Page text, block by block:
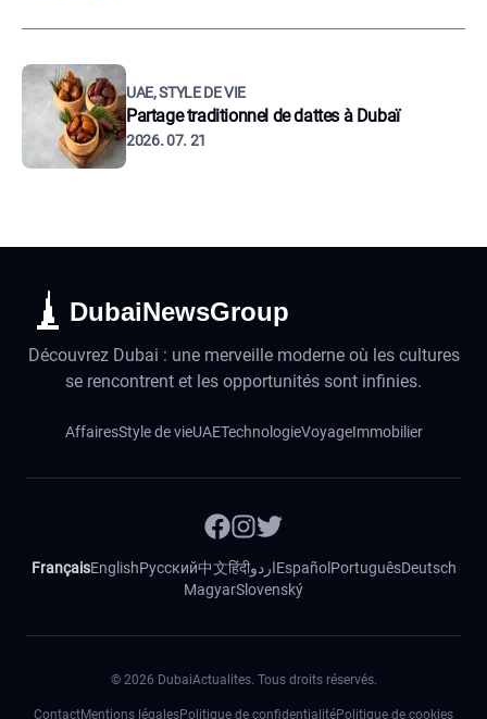
UAE, STYLE DE VIE
Partage traditionnel de dattes à Dubaï
2026. 07. 21
DubaiNewsGroup
Découvrez Dubai : une merveille moderne où les cultures
se rencontrent et les opportunités sont infinies.
AffairesStyle de vieUAETechnologieVoyageImmobilier
FrançaisEnglishРусский中文हिंदीاردوEspañol PortuguêsDeutsch
MagyarSlovenský
© 2026 DubaiActualites. Tous droits réservés.
ContactMentions légalesPolitique de confidentialitéPolitique de cookies